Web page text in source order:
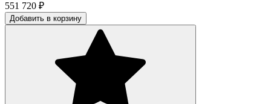
551 720 ₽
Добавить в корзину